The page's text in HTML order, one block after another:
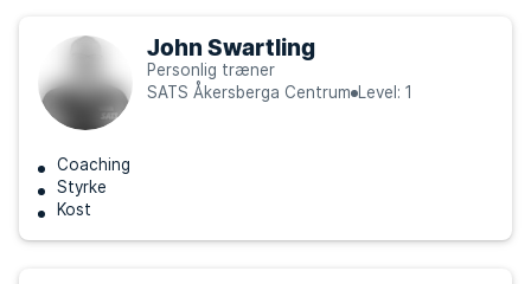
John Swartling
Personlig træner
SATS Åkersberga Centrum
Level: 1
Coaching
Styrke
Kost